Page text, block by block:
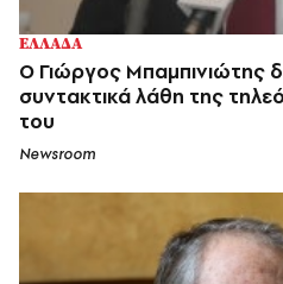
ΕΛΛΑΔΑ
O Γιώργος Μπαμπινιώτης
συντακτικά λάθη της
του
Newsroom